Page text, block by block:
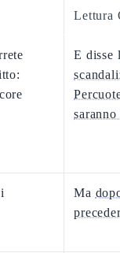
Lettura
E disse
saranno
Ma